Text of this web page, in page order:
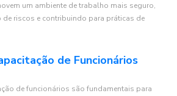
um ambiente de trabalho mais seguro,
riscos e contribuindo para práticas de
de Funcionários
de funcionários são fundamentais para